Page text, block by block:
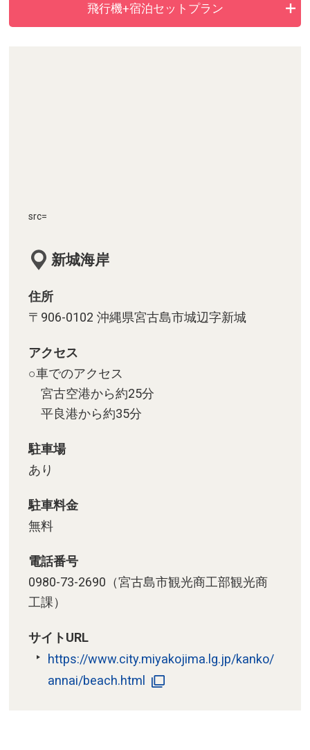
飛行機+宿泊セットプラン
src=
新城海岸
住所
〒906-0102 沖縄県宮古島市城辺字新城
アクセス
○車でのアクセス
宮古空港から約25分
平良港から約35分
駐車場
あり
駐車料金
無料
電話番号
0980-73-2690（宮古島市観光商工部観光商
工課）
サイトURL
https://www.city.miyakojima.lg.jp/kanko/
annai/beach.html